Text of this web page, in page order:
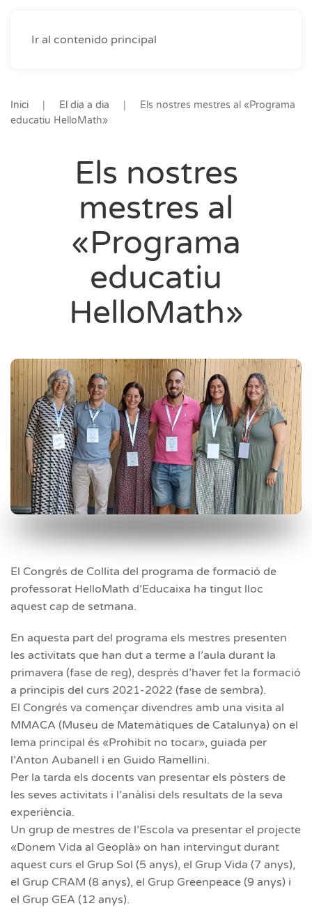
Ir al contenido principal
Inici El dia a dia
Els nostres mestres al «Programa
educatiu HelloMath»
Els nostres
mestres al
«Programa
educatiu
HelloMath»
El Congrés de Collita del programa de formació de
professorat HelloMath d’Educaixa ha tingut lloc
aquest cap de setmana.
En aquesta part del programa els mestres presenten
les activitats que han dut a terme a l’aula durant la
primavera (fase de reg), després d’haver fet la formació
a principis del curs 2021-2022 (fase de sembra).
El Congrés va començar divendres amb una visita al
MMACA (Museu de Matemàtiques de Catalunya) on el
lema principal és «Prohibit no tocar», guiada per
l’Anton Aubanell i en Guido Ramellini.
Per la tarda els docents van presentar els pòsters de
les seves activitats i l’anàlisi dels resultats de la seva
experiència.
Un grup de mestres de l’Escola va presentar el projecte
«Donem Vida al Geoplà» on han intervingut durant
aquest curs el Grup Sol (5 anys), el Grup Vida (7 anys),
el Grup CRAM (8 anys), el Grup Greenpeace (9 anys) i
el Grup GEA (12 anys).